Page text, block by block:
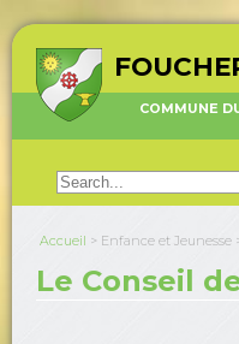
COMMUNE
Accueil > Enfance et Jeunesse
Le Conseil